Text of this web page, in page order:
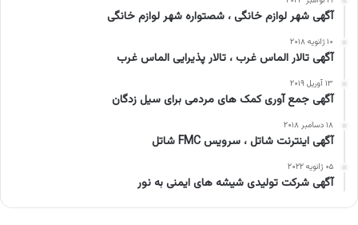
آگهی شهر لوازم خانگی ، شصتواره شهر لوازم خانگی
۱۰ ژانویه ۲۰۱۸
آگهی تالار الماس غرب ، تالار پذیرایی الماس غرب
۱۳ آوریل ۲۰۱۹
آگهی جمع آوری کمک های مردمی برای سیل زدگان
۱۸ دسامبر ۲۰۱۸
آگهی اینترنت شاتل ، سرویس FMC شاتل
۰۵ ژانویه ۲۰۲۲
آگهی شرکت تولیدی شیشه های ایمنی به نور